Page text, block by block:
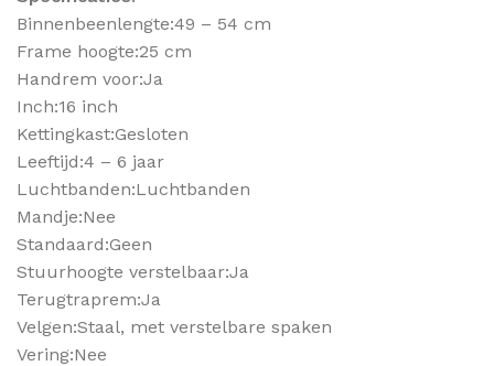
Binnenbeenlengte:49 – 54 cm
Frame hoogte:25 cm
Handrem voor:Ja
Inch:16 inch
Kettingkast:Gesloten
Leeftijd:4 – 6 jaar
Luchtbanden:Luchtbanden
Mandje:Nee
Standaard:Geen
Stuurhoogte verstelbaar:Ja
Terugtraprem:Ja
Velgen:Staal, met verstelbare spaken
Vering:Nee